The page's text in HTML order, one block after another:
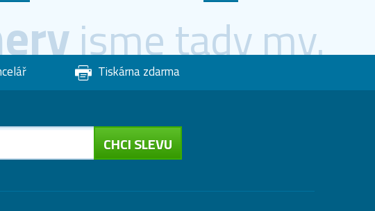
jsme tady my.
Tiskárna zdarma
CHCI SLEVU